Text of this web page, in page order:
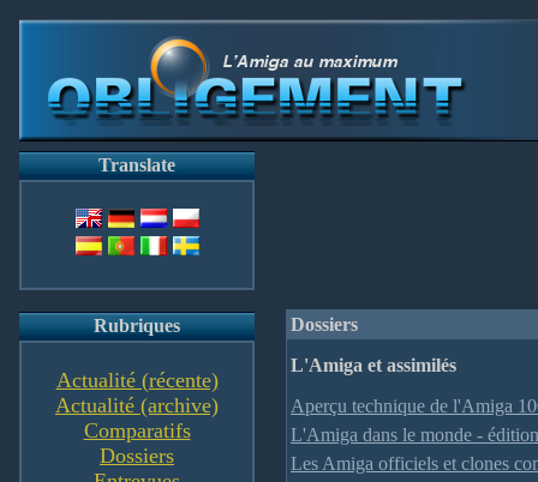
Translate
Rubriques
Actualité (récente)
Actualité (archive)
Comparatifs
Dossiers
Dossiers
L'Amiga et assimilés
Aperçu technique de l'Amiga
L'Amiga dans le monde -
Les Amiga officiels et clones